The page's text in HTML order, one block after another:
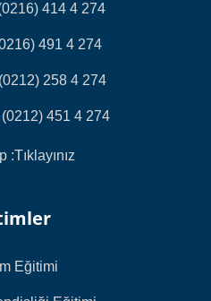
414 4 274
491 4 274
258 4 274
451 4 274
:Tıklayınız
Eğitimi